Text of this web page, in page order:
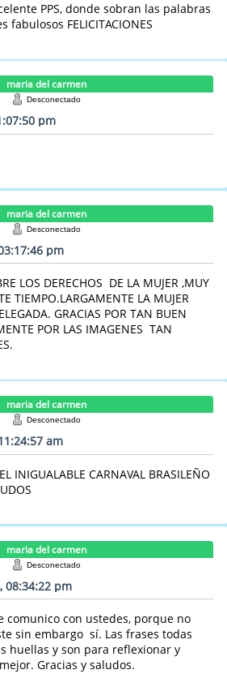
PPS, donde sobran las palabras
FELICITACIONES
maria del carmen
Desconectado
pm
maria del carmen
Desconectado
pm
LOS DERECHOS DE LA MUJER ,MUY
TIEMPO.LARGAMENTE LA MUJER
GRACIAS POR TAN BUEN
POR LAS IMAGENES TAN
maria del carmen
Desconectado
am
INIGUALABLE CARNAVAL BRASILEÑO
maria del carmen
Desconectado
08:34:22 pm
comunico con ustedes, porque no
sin embargo sí. Las frases todas
huellas y son para reflexionar y
Gracias y saludos.